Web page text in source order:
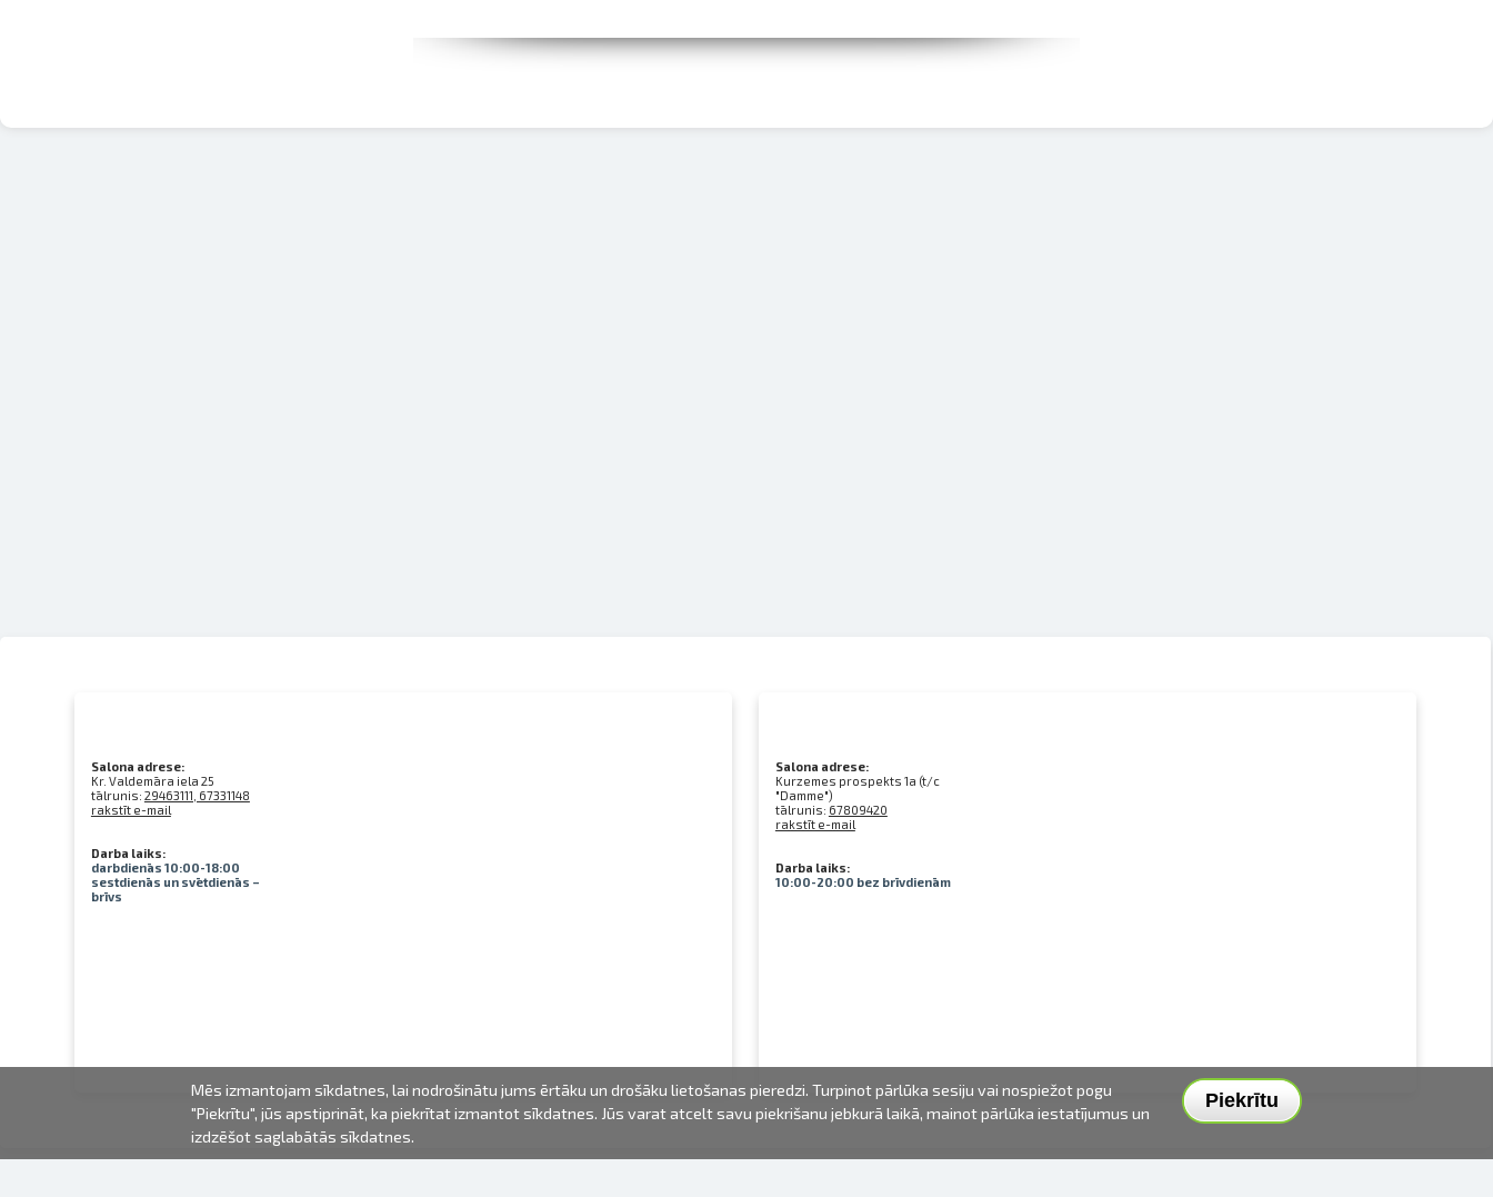
Salona adrese:
Kr. Valdemāra iela 25
tālrunis: 29463111, 67331148
rakstīt e-mail
Darba laiks:
darbdienās 10:00-18:00
sestdienās un svētdienās –
brīvs
Salona adrese:
Kurzemes prospekts 1a (t/c
"Damme")
tālrunis: 67809420
rakstīt e-mail
Darba laiks:
10:00-20:00 bez brīvdienām
Piekrītu
Mēs izmantojam sīkdatnes, lai nodrošinātu jums ērtāku un drošāku lietošanas pieredzi. Turpinot pārlūka sesiju vai nospiežot pogu
"Piekrītu", jūs apstiprināt, ka piekrītat izmantot sīkdatnes. Jūs varat atcelt savu piekrišanu jebkurā laikā, mainot pārlūka iestatījumus un
izdzēšot saglabātās sīkdatnes.